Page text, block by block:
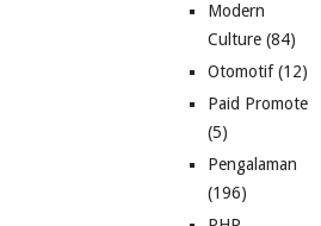
Modern
Culture (84)
Otomotif(12)
Paid Promote
(5)
Pengalaman
(196)